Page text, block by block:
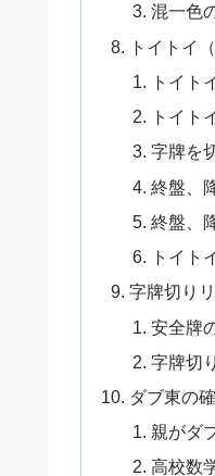
混一色
トイトイ
トイト
トイト
字牌を
終盤、
終盤、
トイト
字牌切り
安全牌
字牌切
ダブ東の
親がダ
高校数